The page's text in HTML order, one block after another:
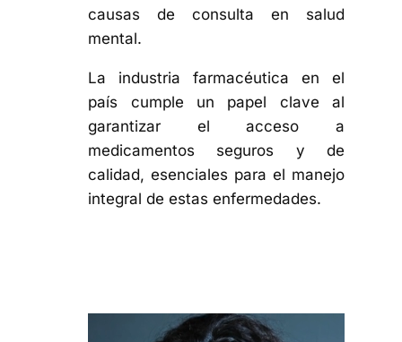
causas de consulta en salud
mental.
La industria farmacéutica en el
país cumple un papel clave al
garantizar el acceso a
medicamentos seguros y de
calidad, esenciales para el manejo
integral de estas enfermedades.